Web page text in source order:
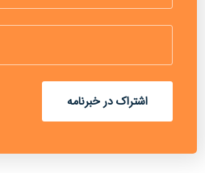
اشتراک در خبرنامه